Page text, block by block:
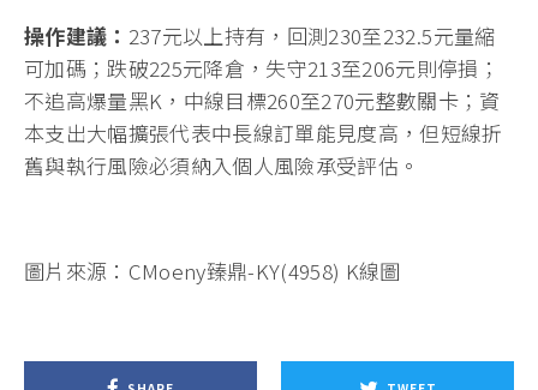
操作建議： 237元以上持有，回測230至232.5元量縮
可加碼；跌破225元降倉，失守213至206元則停損；
不追高爆量黑K，中線目標260至270元整數關卡；資
本支出大幅擴張代表中長線訂單能見度高，但短線折
舊與執行風險必須納入個人風險承受評估。
圖片來源：CMoeny臻鼎-KY(4958) K線圖